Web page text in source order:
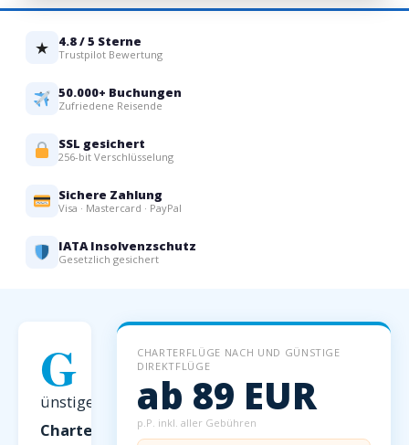
★ 4.8 / 5 Sterne
Trustpilot Bewertung
50.000+ Buchungen
Zufriedene Reisende
SSL gesichert
256-bit Verschlüsselung
Sichere Zahlung
Visa · Mastercard · PayPal
IATA Insolvenzschutz
Gesetzlich gesichert
G
ünstige
Charterflüge
CHARTERFLÜGE NACH UND GÜNSTIGE
DIREKTFLÜGE
ab 89 EUR
p.P. inkl. aller Gebühren